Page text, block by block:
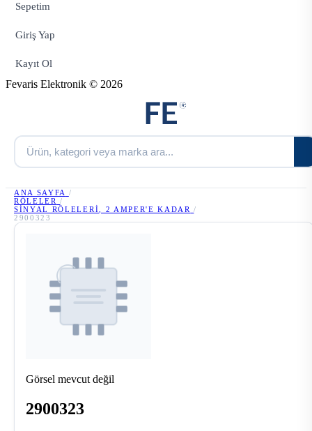
Sepetim
Giriş Yap
Kayıt Ol
Fevaris Elektronik © 2026
ANA SAYFA /
RÖLELER
/
SINYAL RÖLELERI, 2 AMPER'E KADAR
/
2900323
Görsel mevcut değil
2900323